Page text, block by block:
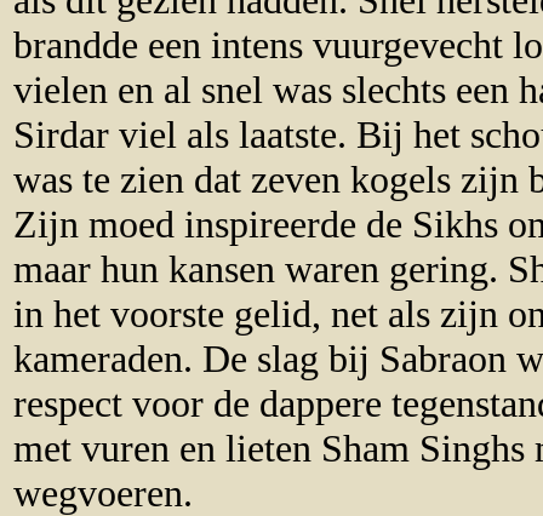
brandde een intens vuurgevecht
vielen en al snel was slechts een
Sirdar viel als laatste. Bij het
was te zien dat zeven kogels zijn
Zijn moed inspireerde de Sikhs
maar hun kansen waren gering.
in het voorste gelid, net als zijn
kameraden. De slag bij Sabraon
respect voor de dappere
met vuren en lieten Sham
wegvoeren.